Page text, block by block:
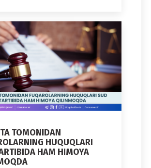
TOMONIDAN
HUQUQLARI
HAM HIMOYA